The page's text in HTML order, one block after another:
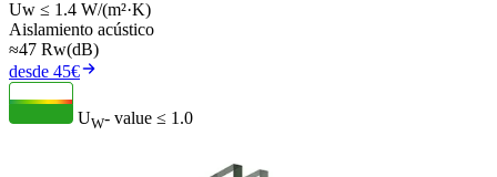
Uw ≤ 1.4 W/(m²·K)
Aislamiento acústico
≈47 Rw(dB)
desde 45€
UW- value ≤ 1.0